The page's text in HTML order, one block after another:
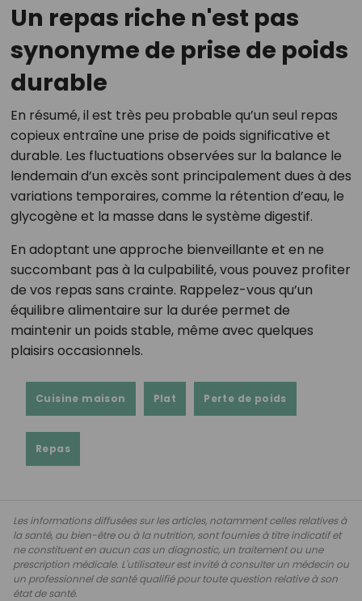
Un repas riche n'est pas
synonyme de prise de poids
durable
En résumé, il est très peu probable qu’un seul repas
copieux entraîne une prise de poids significative et
durable. Les fluctuations observées sur la balance le
lendemain d’un excès sont principalement dues à des
variations temporaires, comme la rétention d’eau, le
glycogène et la masse dans le système digestif.
En adoptant une approche bienveillante et en ne
succombant pas à la culpabilité, vous pouvez profiter
de vos repas sans crainte. Rappelez-vous qu’un
équilibre alimentaire sur la durée permet de
maintenir un poids stable, même avec quelques
plaisirs occasionnels.
Cuisine maison Plat Perte de poids
Repas
Les informations diffusées sur les articles, notamment celles relatives à
la santé, au bien-être ou à la nutrition, sont fournies à titre indicatif et
ne constituent en aucun cas un diagnostic, un traitement ou une
prescription médicale. L'utilisateur est invité à consulter un médecin ou
un professionnel de santé qualifié pour toute question relative à son
état de santé.